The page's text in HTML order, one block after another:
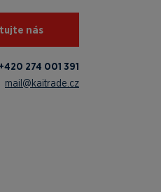
nás
+420 274 001 391
mail@kaitrade.cz